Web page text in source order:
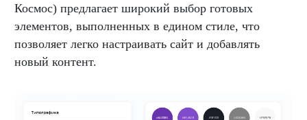
Космос) предлагает широкий выбор готовых
элементов, выполненных в едином стиле, что
позволяет легко настраивать сайт и добавлять
новый контент.